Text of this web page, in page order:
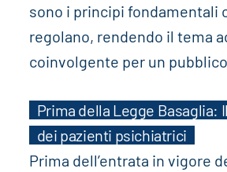
sono i principi fondamentali
regolano, rendendo il tema
coinvolgente per un
Prima della Legge Basaglia:
dei pazienti psichiatrici
Prima dell’entrata in vigore